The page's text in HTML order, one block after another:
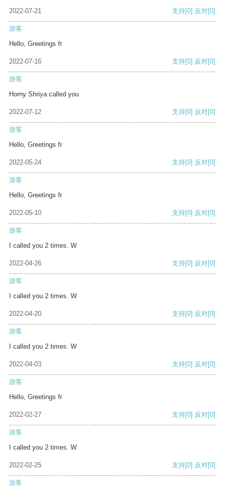
2022-07-21 支持[0] 反对[0]
游客
Hello, Greetings fr
2022-07-16 支持[0] 反对[0]
游客
Horny Shriya called you
2022-07-12 支持[0] 反对[0]
游客
Hello, Greetings fr
2022-05-24 支持[0] 反对[0]
游客
Hello, Greetings fr
2022-05-10 支持[0] 反对[0]
游客
I called you 2 times. W
2022-04-26 支持[0] 反对[0]
游客
I called you 2 times. W
2022-04-20 支持[0] 反对[0]
游客
I called you 2 times. W
2022-04-03 支持[0] 反对[0]
游客
Hello, Greetings fr
2022-02-27 支持[0] 反对[0]
游客
I called you 2 times. W
2022-02-25 支持[0] 反对[0]
游客